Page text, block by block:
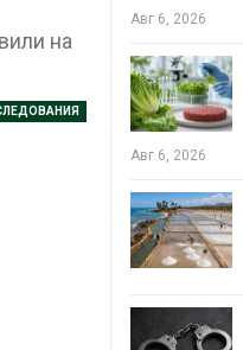
на
более 140
для сбора
Авг 6, 2026
Авг 6, 2026